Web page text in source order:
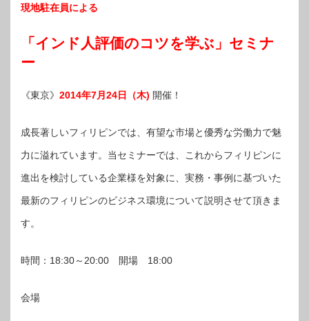
現地駐在員による
「インド人評価のコツを学ぶ」セミナ
ー
《東京》 2014年7月24日（木) 開催！
成長著しいフィリピンでは、有望な市場と優秀な労働力で魅
力に溢れています。当セミナーでは、これからフィリピンに
進出を検討している企業様を対象に、実務・事例に基づいた
最新のフィリピンのビジネス環境について説明させて頂きま
す。
時間：18:30～20:00 開場 18:00
会場